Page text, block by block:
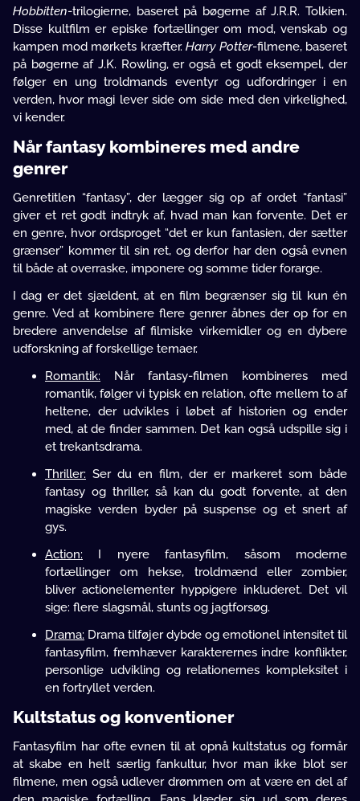
Hobbitten-trilogierne, baseret på bøgerne af J.R.R. Tolkien.
Disse kultfilm er episke fortællinger om mod, venskab og
kampen mod mørkets kræfter. Harry Potter-filmene, baseret
på bøgerne af J.K. Rowling, er også et godt eksempel, der
følger en ung troldmands eventyr og udfordringer i en
verden, hvor magi lever side om side med den virkelighed,
vi kender.
Når fantasy kombineres med andre
genrer
Genretitlen “fantasy”, der lægger sig op af ordet “fantasi”
giver et ret godt indtryk af, hvad man kan forvente. Det er
en genre, hvor ordsproget “det er kun fantasien, der sætter
grænser” kommer til sin ret, og derfor har den også evnen
til både at overraske, imponere og somme tider forarge.
I dag er det sjældent, at en film begrænser sig til kun én
genre. Ved at kombinere flere genrer åbnes der op for en
bredere anvendelse af filmiske virkemidler og en dybere
udforskning af forskellige temaer.
Romantik: Når fantasy-filmen kombineres med
romantik, følger vi typisk en relation, ofte mellem to af
heltene, der udvikles i løbet af historien og ender
med, at de finder sammen. Det kan også udspille sig i
et trekantsdrama.
Thriller: Ser du en film, der er markeret som både
fantasy og thriller, så kan du godt forvente, at den
magiske verden byder på suspense og et snert af
gys.
Action: I nyere fantasyfilm, såsom moderne
fortællinger om hekse, troldmænd eller zombier,
bliver actionelementer hyppigere inkluderet. Det vil
sige: flere slagsmål, stunts og jagtforsøg.
Drama: Drama tilføjer dybde og emotionel intensitet til
fantasyfilm, fremhæver karakterernes indre konflikter,
personlige udvikling og relationernes kompleksitet i
en fortryllet verden.
Kultstatus og konventioner
Fantasyfilm har ofte evnen til at opnå kultstatus og formår
at skabe en helt særlig fankultur, hvor man ikke blot ser
filmene, men også udlever drømmen om at være en del af